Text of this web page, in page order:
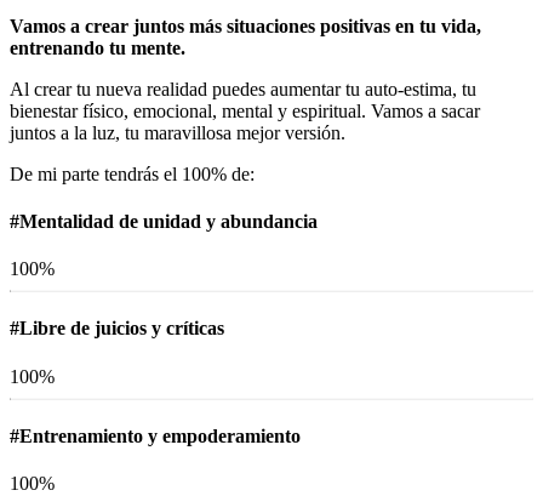
Vamos a crear juntos más situaciones positivas en tu vida,
entrenando tu mente.
Al crear tu nueva realidad puedes aumentar tu auto-estima, tu
bienestar físico, emocional, mental y espiritual. Vamos a sacar
juntos a la luz, tu maravillosa mejor versión.
De mi parte tendrás el 100% de:
#Mentalidad de unidad y abundancia
100%
#Libre de juicios y críticas
100%
#Entrenamiento y empoderamiento
100%